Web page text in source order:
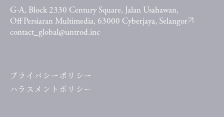
G-A, Block 2330 Century Square, Jalan Usahawan,
Off Persiaran Multimedia, 63000 Cyberjaya, Selangor
contact_global@untrod.inc
プライバシーポリシー
ハラスメントポリシー